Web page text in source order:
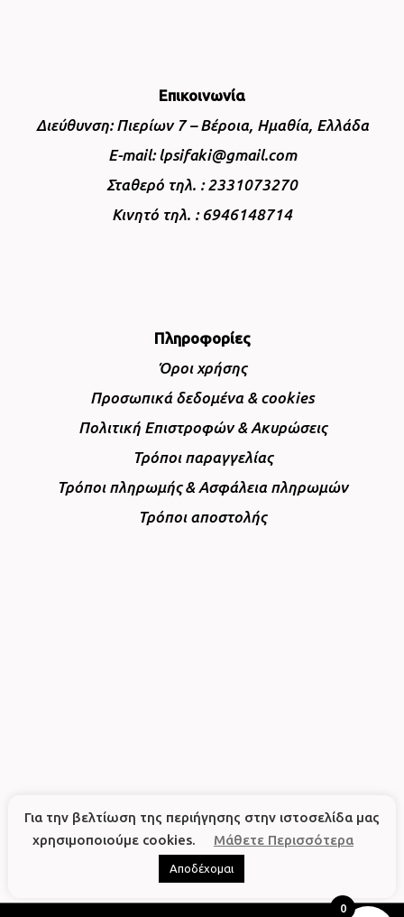
Επικοινωνία
Διεύθυνση: Πιερίων 7 – Βέροια, Ημαθία, Ελλάδα
E-mail: lpsifaki@gmail.com
Σταθερό τηλ. : 2331073270
Κινητό τηλ. : 6946148714
Πληροφορίες
Όροι χρήσης
Προσωπικά δεδομένα & cookies
Πολιτική Επιστροφών & Ακυρώσεις
Τρόποι παραγγελίας
Τρόποι πληρωμής & Ασφάλεια πληρωμών
Τρόποι αποστολής
Για την βελτίωση της περιήγησης στην ιστοσελίδα μας
χρησιμοποιούμε cookies.
Μάθετε Περισσότερα
Αποδέχομαι
0